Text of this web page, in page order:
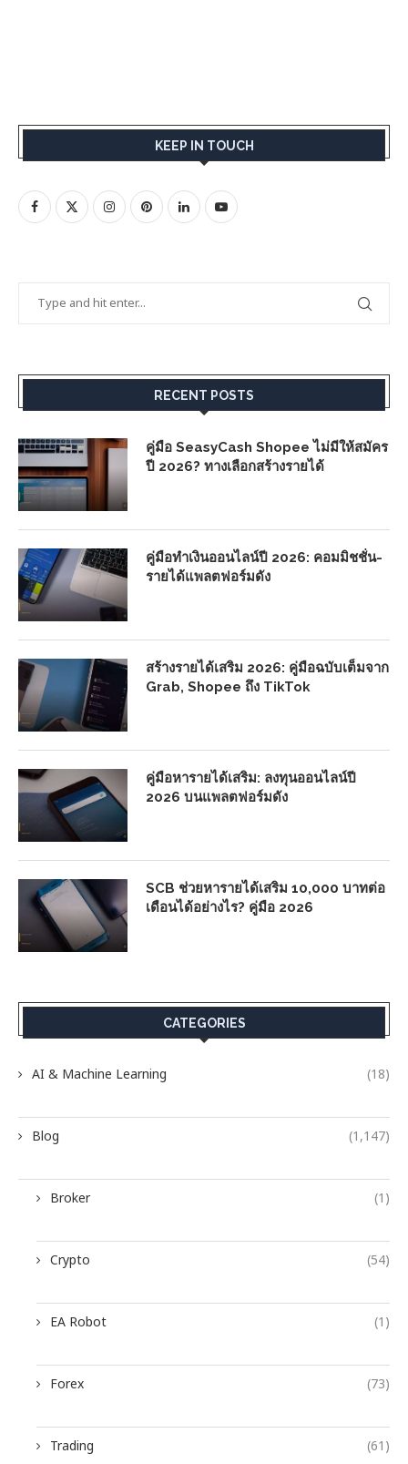
KEEP IN TOUCH
RECENT POSTS
คู่มือ SeasyCash Shopee ไม่มีให้สมัคร
ปี 2026? ทางเลือกสร้างรายได้
คู่มือทำเงินออนไลน์ปี 2026: คอมมิชชั่น-
รายได้แพลตฟอร์มดัง
สร้างรายได้เสริม 2026: คู่มือฉบับเต็มจาก
Grab, Shopee ถึง TikTok
คู่มือหารายได้เสริม: ลงทุนออนไลน์ปี
2026 บนแพลตฟอร์มดัง
SCB ช่วยหารายได้เสริม 10,000 บาทต่อ
เดือนได้อย่างไร? คู่มือ 2026
CATEGORIES
AI & Machine Learning (18)
Blog (1,147)
Broker (1)
Crypto (54)
EA Robot (1)
Forex (73)
Trading (61)